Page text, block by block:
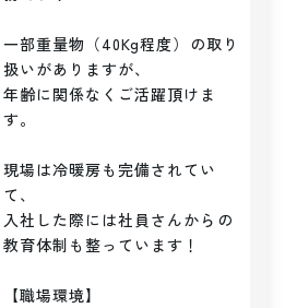
一部重量物（40Kg程度）の取り
扱いがありますが、
年齢に関係なくご活躍頂けま
す。
現場は冷暖房も完備されてい
て、
入社した際には社員さんからの
教育体制も整っています！
【職場環境】